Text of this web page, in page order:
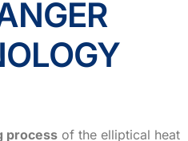
processof the elliptical heat